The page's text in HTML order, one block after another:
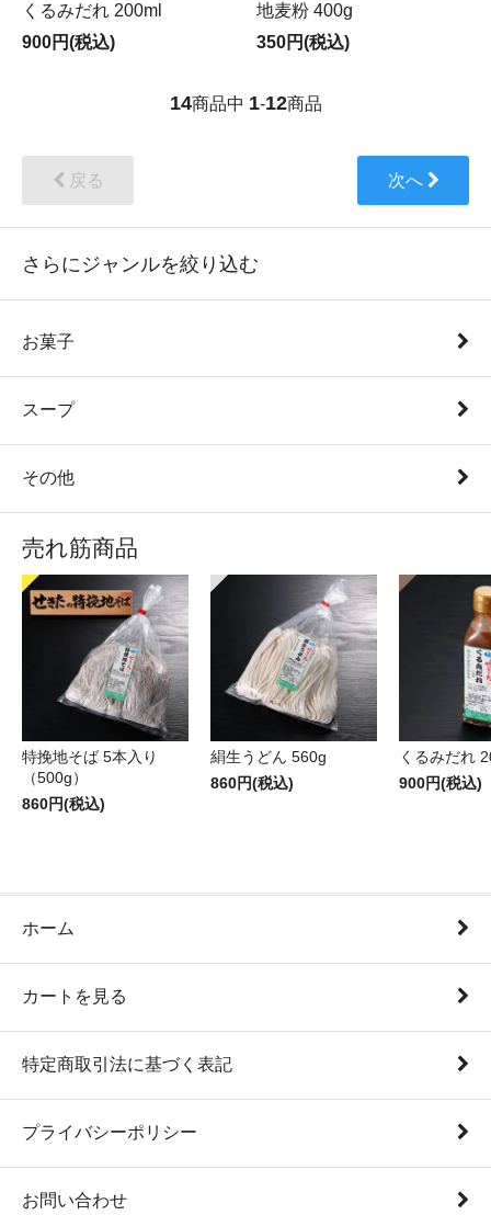
くるみだれ 200ml
900円(税込)
地麦粉 400g
350円(税込)
14商品中 1-12商品
戻る 次へ
さらにジャンルを絞り込む
お菓子
スープ
その他
売れ筋商品
特挽地そば 5本入り
（500g）
860円(税込)
絹生うどん 560g
860円(税込)
くるみだれ
900円(税込)
ホーム
カートを見る
特定商取引法に基づく表記
プライバシーポリシー
お問い合わせ